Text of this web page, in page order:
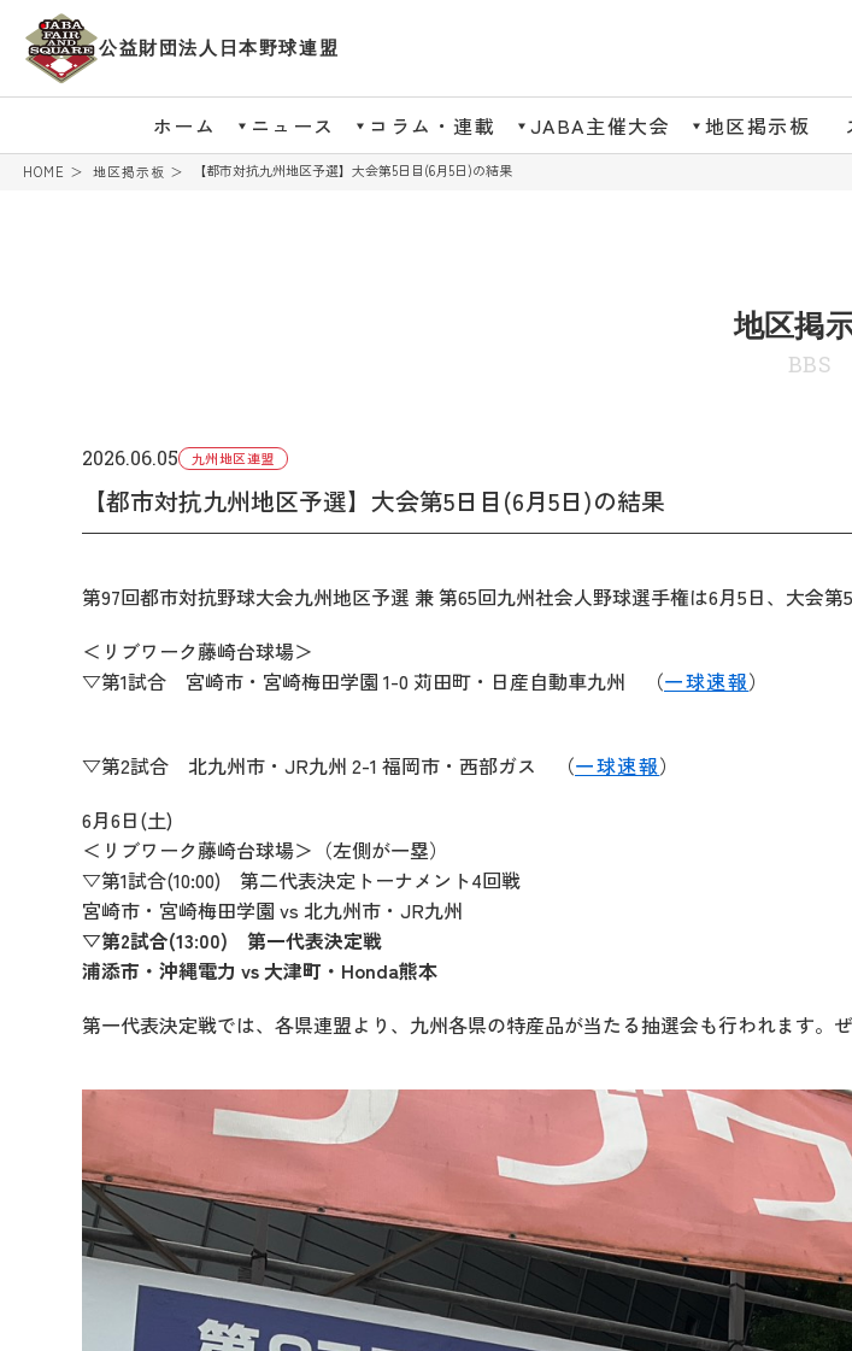
公益財団法人日本野球連盟
ホーム ニュース コラム・連載 JABA主催大会 地区掲示板
HOME 地区掲示板 【都市対抗九州地区予選】大会第5日目(6月5日)の結果
地区掲
BBS
2026.06.05 九州地区連盟
【都市対抗九州地区予選】大会第5日目(6月5日)の結果
第97回都市対抗野球大会九州地区予選 兼 第65回九州社会人野球選手権は6月5日、大会
＜リブワーク藤崎台球場＞
▽第1試合 宮崎市・宮崎梅田学園 1-0 苅田町・日産自動車九州 （一球速報）
▽第2試合 北九州市・JR九州 2-1 福岡市・西部ガス （一球速報）
6月6日(土)
＜リブワーク藤崎台球場＞（左側が一塁）
▽第1試合(10:00) 第二代表決定トーナメント4回戦
宮崎市・宮崎梅田学園 vs 北九州市・JR九州
▽第2試合(13:00) 第一代表決定戦
浦添市・沖縄電力 vs 大津町・Honda熊本
第一代表決定戦では、各県連盟より、九州各県の特産品が当たる抽選会も行われます。